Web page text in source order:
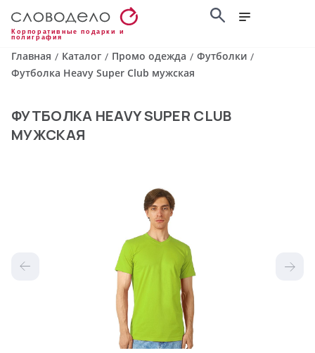
Корпоративные подарки и
полиграфия
Главная / Каталог / Промо одежда / Футболки /
Футболка Heavy Super Club мужская
ФУТБОЛКА HEAVY SUPER CLUB
МУЖСКАЯ